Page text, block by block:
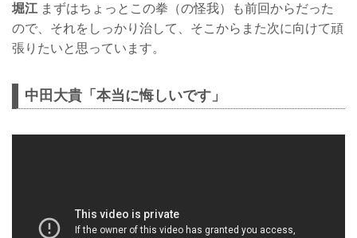
堀江 まずはちょっとこの拳（の怪我）も前回からだった
ので、それをしっかり治して、そこからまた次に向けて頑
張りたいと思っています。
中田大貴「本当に悔しいです」